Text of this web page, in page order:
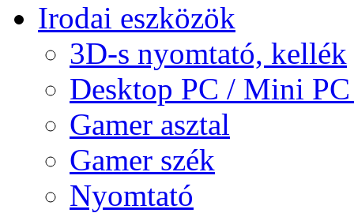
Irodai eszközök
3D-s nyomtató, kellék
Desktop PC / Mini
Gamer asztal
Gamer szék
Nyomtató